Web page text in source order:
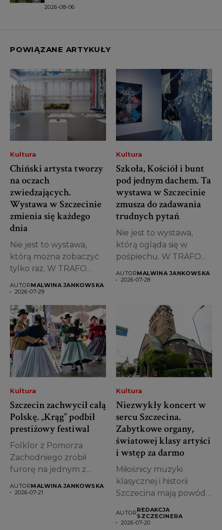
2026-08-06
POWIĄZANE ARTYKUŁY
Kultura
Chiński artysta tworzy
na oczach
zwiedzających.
Wystawa w Szczecinie
zmienia się każdego
dnia
Nie jest to wystawa,
którą można zobaczyć
tylko raz. W TRAFO
AUTORMALWINA JANKOWSKA
2026-07-29
Kultura
Szkoła, Kościół i bunt
pod jednym dachem. Ta
wystawa w Szczecinie
zmusza do zadawania
trudnych pytań
Nie jest to wystawa,
którą ogląda się w
pośpiechu. W TRAFO
AUTORMALWINA JANKOWSKA
2026-07-28
Kultura
Szczecin zachwycił całą
Polskę. „Krąg” podbił
prestiżowy festiwal
Folklor z Pomorza
Zachodniego zrobił
furorę na jednym z
wydarzeń
AUTORMALWINA JANKOWSKA
2026-07-21
Kultura
Niezwykły koncert w
sercu Szczecina.
Zabytkowe organy,
światowej klasy artyści
i wstęp za darmo
Miłośnicy muzyki
klasycznej i historii
Szczecina mają powód,
AUTORREDAKCJA
SZCZECINERA
2026-07-20